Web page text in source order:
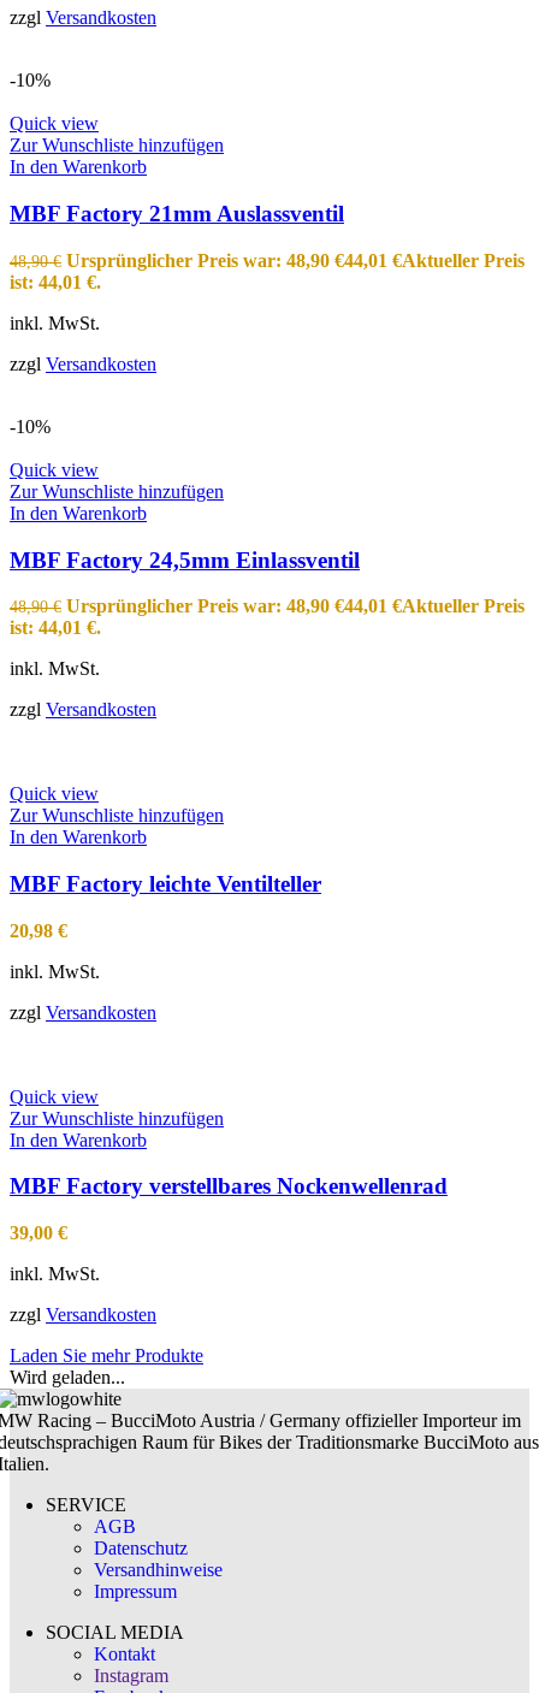
zzgl Versandkosten
-10%
Quick view
Zur Wunschliste hinzufügen
In den Warenkorb
MBF Factory 21mm Auslassventil
48,90€ Ursprünglicher Preis war: 48,90 €44,01 €Aktueller Preis
ist: 44,01 €.
inkl. MwSt.
zzgl Versandkosten
-10%
Quick view
Zur Wunschliste hinzufügen
In den Warenkorb
MBF Factory 24,5mm Einlassventil
48,90€ Ursprünglicher Preis war: 48,90 €44,01 €Aktueller Preis
ist: 44,01 €.
inkl. MwSt.
zzgl Versandkosten
Quick view
Zur Wunschliste hinzufügen
In den Warenkorb
MBF Factory leichte Ventilteller
20,98 €
inkl. MwSt.
zzgl Versandkosten
Quick view
Zur Wunschliste hinzufügen
In den Warenkorb
MBF Factory verstellbares Nockenwellenrad
39,00 €
inkl. MwSt.
zzgl Versandkosten
Laden Sie mehr Produkte
Wird geladen...
Racing – BucciMoto Austria / Germany offizieller Importeur im
Raum für Bikes der Traditionsmarke BucciMoto aus
SERVICE
AGB
Datenschutz
Versandhinweise
Impressum
SOCIAL MEDIA
Kontakt
Instagram